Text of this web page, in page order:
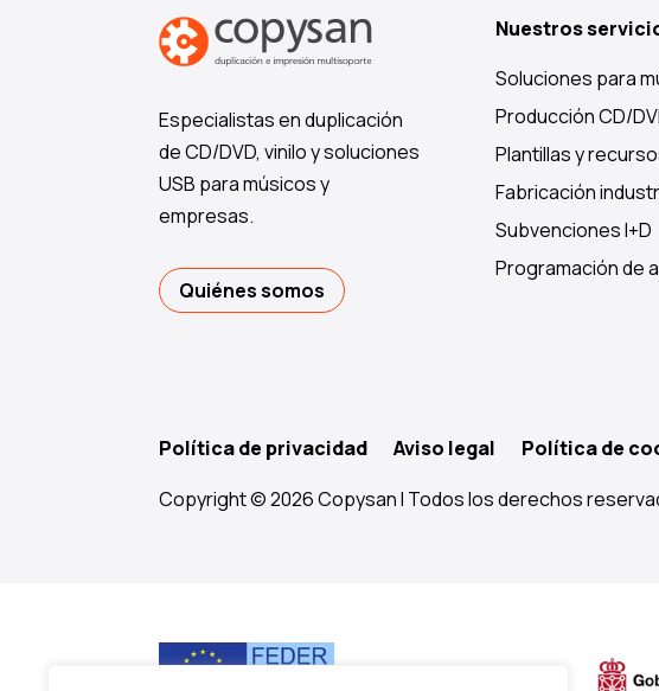
Especialistas en duplicación
de CD/DVD, vinilo y soluciones
USB para músicos y
empresas.
Quiénes somos
Nuestros
Soluciones para
Producción CD/
Plantillas y
Fabricación
Subvenciones I+D
Programación de
Política de privacidad Aviso legal Política de
Copyright © 2026 Copysan I Todos los derechos